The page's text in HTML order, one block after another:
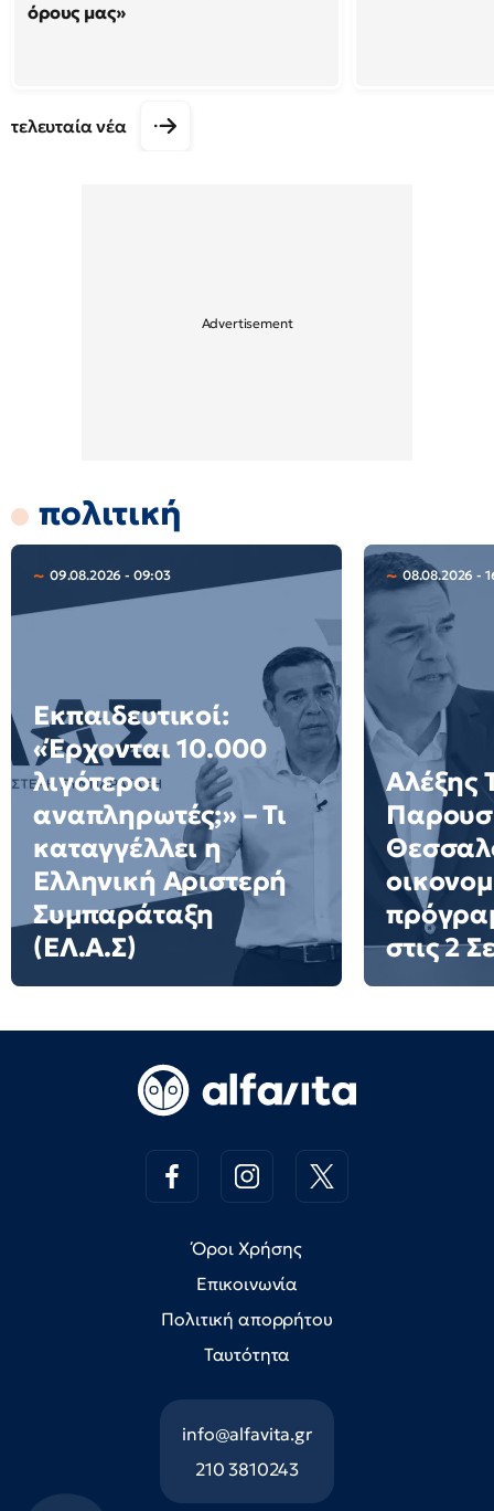
όρους μας»
τελευταία νέα
πολιτική
09.08.2026 - 09:03
Εκπαιδευτικοί:
«Έρχονται 10.000
λιγότεροι
αναπληρωτές;» – Τι
καταγγέλλει η
Ελληνική Αριστερή
Συμπαράταξη
(ΕΛ.Α.Σ)
08.08.2026 -
Αλέξης
στις 2
Όροι Χρήσης
Επικοινωνία
Πολιτική απορρήτου
Ταυτότητα
info@alfavita.gr
210 3810243